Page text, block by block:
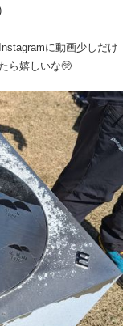
に動画少しだけ
ら嬉しいな🥺